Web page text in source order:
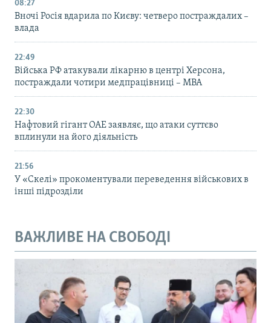
08:27
Вночі Росія вдарила по Києву: четверо постраждалих –
влада
22:49
Війська РФ атакували лікарню в центрі Херсона,
постраждали чотири медпрацівниці – МВА
22:30
Нафтовий гігант ОАЕ заявляє, що атаки суттєво
вплинули на його діяльність
21:56
У «Скелі» прокоментували переведення військових в
інші підрозділи
ВАЖЛИВЕ НА СВОБОДІ